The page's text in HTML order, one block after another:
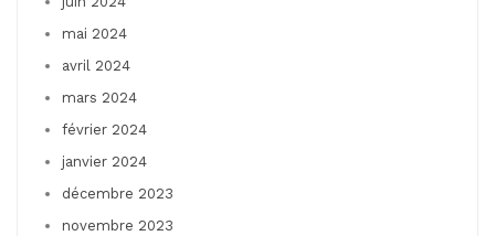
mai 2024
avril 2024
mars 2024
février 2024
janvier 2024
décembre 2023
novembre 2023